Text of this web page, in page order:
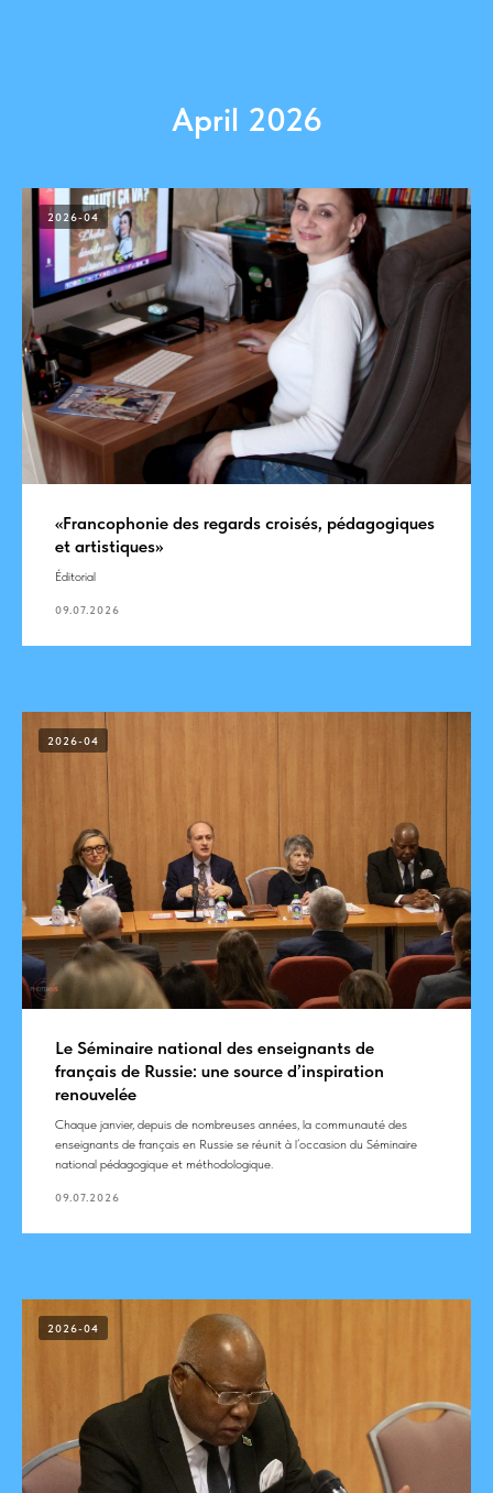
April 2026
2026-04
«Francophonie des regards croisés, pédagogiques
et artistiques»
Éditorial
09.07.2026
2026-04
Le Séminaire national des enseignants de
français de Russie: une source d’inspiration
renouvelée
Chaque janvier, depuis de nombreuses années, la communauté des
enseignants de français en Russie se réunit à l’occasion du Séminaire
national pédagogique et méthodologique.
09.07.2026
2026-04